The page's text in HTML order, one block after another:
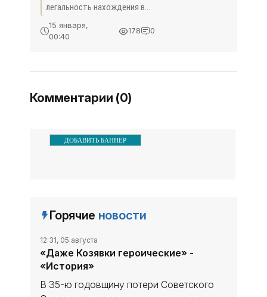
нахождения в
обороте
алкогольной
«Экономика»
легальность нахождения в
обороте алкогольной
продукции на территории
Министерства
Республики Крым проведено
15 января,
00:40
178 0
Комментарии (0)
ДОБАВИТЬ БАННЕР
Горячие новости
12:31, 05 августа
«Даже Козявки героические» -
«История»
В 35-ю годовщину потери Советского